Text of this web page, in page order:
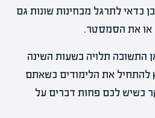
כדאי לתרגל מבחינות שונות גם
או את הסמסטר.
התשובה תלויה בשעות השינה
להתחיל את הלימודים כשאתם
כשיש לכם פחות דברים על